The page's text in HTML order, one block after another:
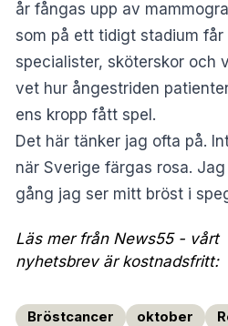
år fångas upp av
som på ett tidigt stadium
specialister, sköterskor och
vet hur ångestriden
ens kropp fått spel.
Det här tänker jag ofta på.
när Sverige färgas rosa.
gång jag ser mitt bröst i
Läs mer från News55 - vårt
nyhetsbrev är kostnadsfritt:
Bröstcancer oktober